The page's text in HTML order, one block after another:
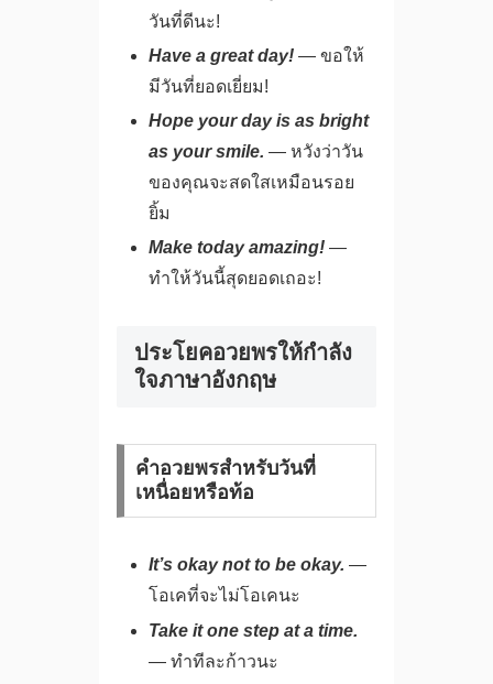
วันที่ดีนะ!
Have a great day!— ขอให้
มีวันที่ยอดเยี่ยม!
Hope your day is as bright
as your smile. — หวังว่าวัน
ของคุณจะสดใสเหมือนรอย
ยิ้ม
Make today amazing!—
ทำให้วันนี้สุดยอดเถอะ!
ประโยคอวยพรให้กำลัง
ใจภาษาอังกฤษ
คำอวยพรสำหรับวันที่
เหนื่อยหรือท้อ
It’s okay not to be okay. —
โอเคที่จะไม่โอเคนะ
Take it one step at a time.
— ทำทีละก้าวนะ